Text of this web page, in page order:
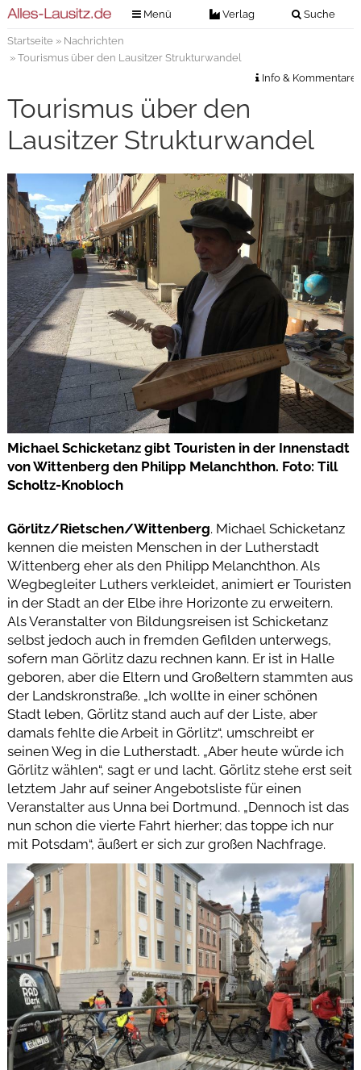
Menü Verlag Suche
Verlag
Kontakt
Veranstaltungstickets
Anzeigenannahme
Anzeigensuche
Digitale Ausgaben
Startseite» Nachrichten
» Tourismus über den Lausitzer Strukturwandel
Info & Kommentare
Tourismus über den
Lausitzer Strukturwandel
Michael Schicketanz gibt Touristen in der Innenstadt
von Wittenberg den Philipp Melanchthon. Foto: Till
Scholtz-Knobloch
Görlitz/Rietschen/Wittenberg. Michael Schicketanz
kennen die meisten Menschen in der Lutherstadt
Wittenberg eher als den Philipp Melanchthon. Als
Wegbegleiter Luthers verkleidet, animiert er Touristen
in der Stadt an der Elbe ihre Horizonte zu erweitern.
Als Veranstalter von Bildungsreisen ist Schicketanz
selbst jedoch auch in fremden Gefilden unterwegs,
sofern man Görlitz dazu rechnen kann. Er ist in Halle
geboren, aber die Eltern und Großeltern stammten aus
der Landskronstraße. „Ich wollte in einer schönen
Stadt leben, Görlitz stand auch auf der Liste, aber
damals fehlte die Arbeit in Görlitz“, umschreibt er
seinen Weg in die Lutherstadt. „Aber heute würde ich
Görlitz wählen“, sagt er und lacht. Görlitz stehe erst seit
letztem Jahr auf seiner Angebotsliste für einen
Veranstalter aus Unna bei Dortmund. „Dennoch ist das
nun schon die vierte Fahrt hierher; das toppe ich nur
mit Potsdam“, äußert er sich zur großen Nachfrage.